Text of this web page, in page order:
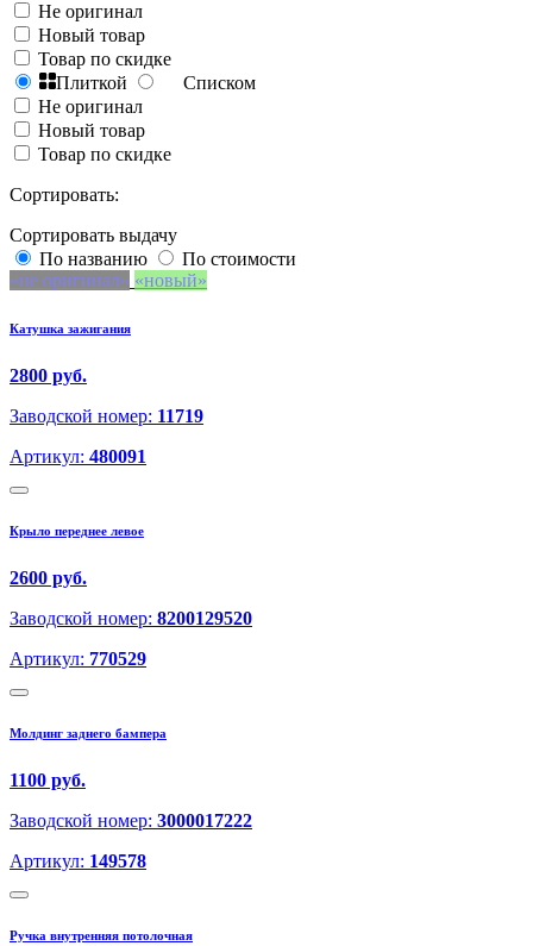
Не оригинал
Новый товар
Товар по скидке
Плиткой
Списком
Не оригинал
Новый товар
Товар по скидке
Сортировать:
Сортировать выдачу
По названию
По стоимости
не оригинал
новый
Катушка зажигания
2800 руб.
Заводской номер: 11719
Артикул: 480091
Крыло переднее левое
2600 руб.
Заводской номер: 8200129520
Артикул: 770529
Молдинг заднего бампера
1100 руб.
Заводской номер: 3000017222
Артикул: 149578
Ручка внутренняя потолочная